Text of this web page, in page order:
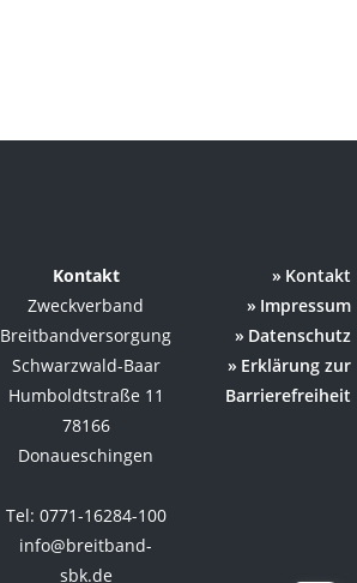
Kontakt
Zweckverband
Breitbandversorgung
Schwarzwald-Baar
Humboldtstraße 11
78166
Donaueschingen
Tel: 0771-16284-100
info@breitband-
sbk.de
Kontakt
Impressum
Datenschutz
Erklärung zur
Barrierefreiheit